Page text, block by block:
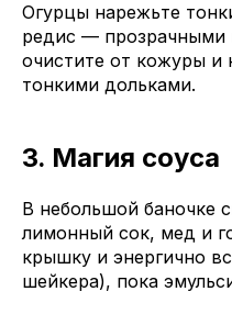
Огурцы нарежьте
редис — прозрачными
очистите от кожуры и
тонкими дольками.
3. Магия соуса
В небольшой баночке
лимонный сок, мед и
крышку и энергично
шейкера), пока